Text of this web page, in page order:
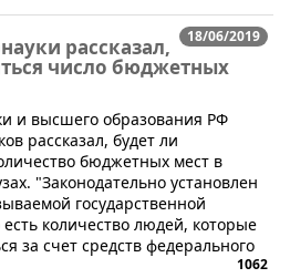
18/06/2019
рассказал,
число бюджетных
и высшего образования РФ
рассказал, будет ли
бюджетных мест в
"Законодательно установлен
государственной
есть количество людей, которые
за счет средств федерального
1062